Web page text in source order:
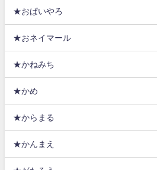
★おぱいやろ
★おネイマール
★かねみち
★かめ
★からまる
★かんまえ